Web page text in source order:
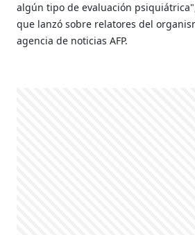
algún tipo de evaluación
que lanzó sobre relatores del
agencia de noticias AFP.